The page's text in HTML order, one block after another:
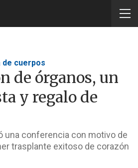
de cuerpos
de órganos, un
y regalo de
una conferencia con motivo de
trasplante exitoso de corazón